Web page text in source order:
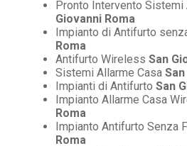
Pronto Intervento Sistemi
Giovanni Roma
Impianto di Antifurto
Roma
Antifurto Wireless San
Sistemi Allarme Casa
Impianti di Antifurto San
Impianto Allarme Casa
Roma
Impianto Antifurto Senza
Roma